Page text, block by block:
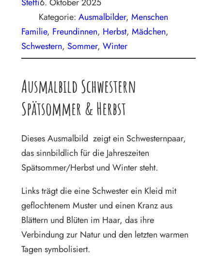
Kategorie: Ausmalbilder, Menschen
Familie, Freundinnen, Herbst, Mädchen
Schwestern, Sommer, Winter
Ausmalbild Schwestern
Spätsommer & Herbst
Dieses Ausmalbild zeigt ein Schwesternpaar,
das sinnbildlich für die Jahreszeiten
Spätsommer/Herbst und Winter steht.
Links trägt die eine Schwester ein Kleid mit
geflochtenem Muster und einen Kranz aus
Blättern und Blüten im Haar, das ihre
Verbindung zur Natur und den letzten warmen
Tagen symbolisiert.